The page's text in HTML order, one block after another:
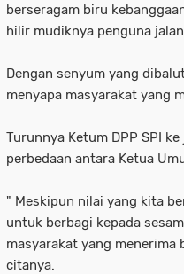
berseragam biru
hilir mudiknya penguna
Dengan senyum yang
menyapa masyarakat yang
Turunnya Ketum DPP SPI
perbedaan antara Ketua
" Meskipun nilai yang kita
untuk berbagi kepada
masyarakat yang menerima
citanya.